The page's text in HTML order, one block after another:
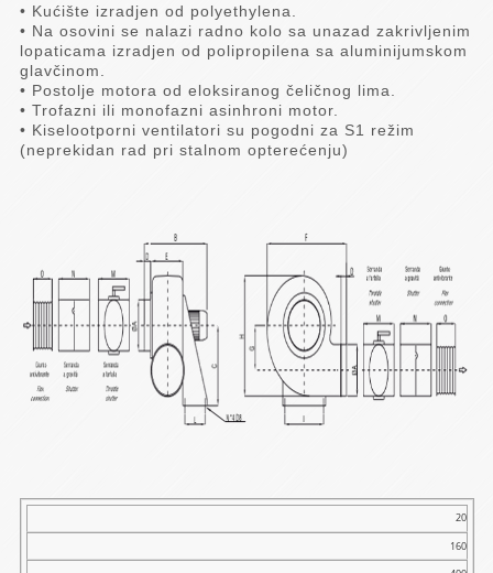
• Kućište izradjen od polyethylena.
• Na osovini se nalazi radno kolo sa unazad zakrivljenim
lopaticama izradjen od polipropilena sa aluminijumskom
glavčinom.
• Postolje motora od eloksiranog čeličnog lima.
• Trofazni ili monofazni asinhroni motor.
• Kiselootporni ventilatori su pogodni za S1 režim
(neprekidan rad pri stalnom opterećenju)
20
160